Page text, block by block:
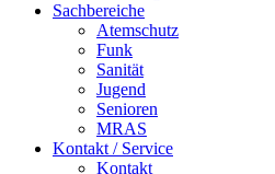
Sachbereiche
Atemschutz
Funk
Sanität
Jugend
Senioren
MRAS
Kontakt / Service
Kontakt